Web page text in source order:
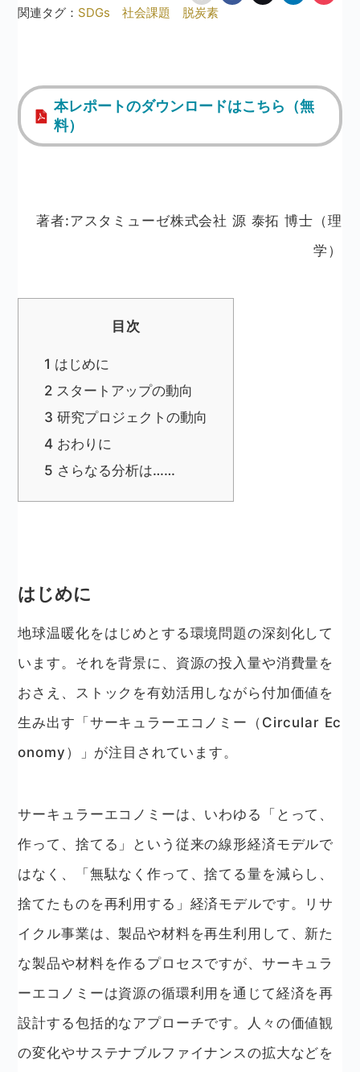
関連タグ： SDGs 社会課題 脱炭素
本レポートのダウンロードはこちら（無
料）
著者:アスタミューゼ株式会社 源 泰拓 博士（理
学）
目次
1 はじめに
2 スタートアップの動向
3 研究プロジェクトの動向
4 おわりに
5 さらなる分析は……
はじめに
地球温暖化をはじめとする環境問題の深刻化して
います。それを背景に、資源の投入量や消費量を
おさえ、ストックを有効活用しながら付加価値を
生み出す「サーキュラーエコノミー（Circular Ec
onomy）」が注目されています。
サーキュラーエコノミーは、いわゆる「とって、
作って、捨てる」という従来の線形経済モデルで
はなく、「無駄なく作って、捨てる量を減らし、
捨てたものを再利用する」経済モデルです。リサ
イクル事業は、製品や材料を再生利用して、新た
な製品や材料を作るプロセスですが、サーキュラ
ーエコノミーは資源の循環利用を通じて経済を再
設計する包括的なアプローチです。人々の価値観
の変化やサステナブルファイナンスの拡大などを